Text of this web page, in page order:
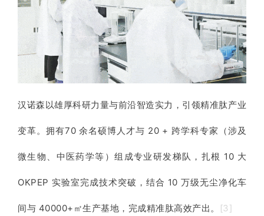
汉诺森以雄厚科研力量与前沿智造实力，引领精准肽产业
变革。拥有70 余名硕博人才与 20 + 跨学科专家（涉及
微生物、中医药学等）组成专业研发梯队，扎根 10 大
OKPEP 实验室完成技术突破，结合 10 万级无尘净化车
间与 40000+㎡生产基地，完成精准肽高效产出。 [3]